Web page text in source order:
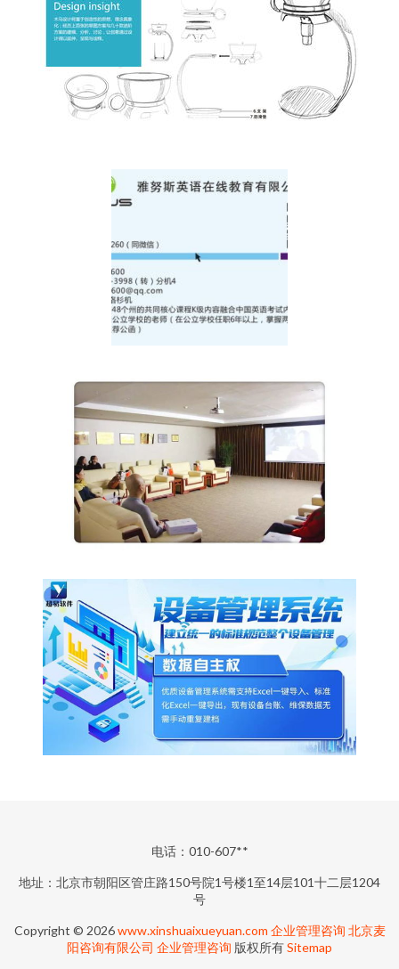
电话：010-607**
地址：北京市朝阳区管庄路150号院1号楼1至14层101十二层1204
号
Copyright © 2026www.xinshuaixueyuan.com 企业管理咨询 北京麦
阳咨询有限公司 企业管理咨询 版权所有Sitemap